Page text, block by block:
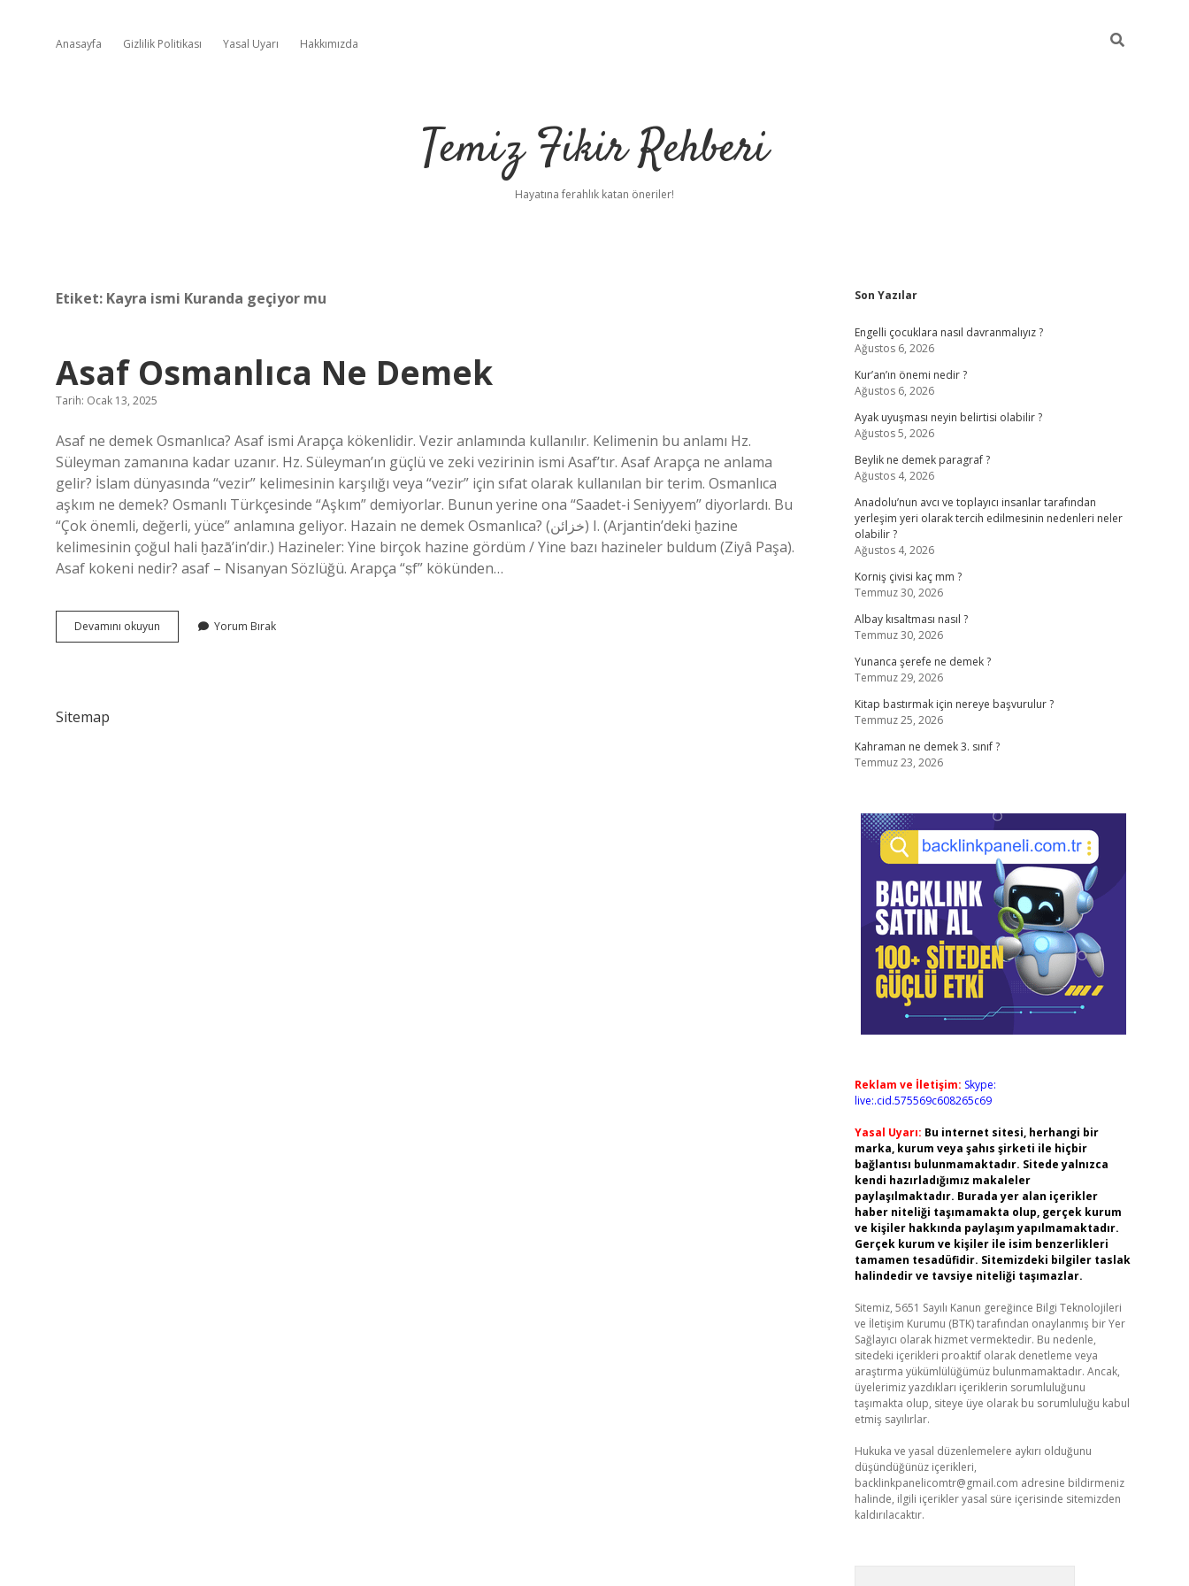
Anasayfa Gizlilik Politikası Yasal Uyarı Hakkımızda
Temiz Fikir Rehberi
Hayatına ferahlık katan öneriler!
Etiket: Kayra ismi Kuranda geçiyor mu
Asaf Osmanlıca Ne Demek
Tarih: Ocak 13, 2025
Asaf ne demek Osmanlıca? Asaf ismi Arapça kökenlidir. Vezir anlamında kullanılır. Kelimenin bu anlamı Hz.
Süleyman zamanına kadar uzanır. Hz. Süleyman’ın güçlü ve zeki vezirinin ismi Asaf’tır. Asaf Arapça ne anlama
gelir? İslam dünyasında “vezir” kelimesinin karşılığı veya “vezir” için sıfat olarak kullanılan bir terim. Osmanlıca
aşkım ne demek? Osmanlı Türkçesinde “Aşkım” demiyorlar. Bunun yerine ona “Saadet-i Seniyyem” diyorlardı. Bu
“Çok önemli, değerli, yüce” anlamına geliyor. Hazain ne demek Osmanlıca? (ﺧﺰﺍﺋﻦ) I. (Arjantin’deki ḫazіne
kelimesinin çoğul hali ḫazā’in’dir.) Hazineler: Yine birçok hazine gördüm / Yine bazı hazineler buldum (Ziyâ Paşa).
Asaf kokeni nedir? asaf – Nisanyan Sözlüğü. Arapça “ṣf” kökünden…
Devamını okuyun
Osmanlıca
Yorum Bırak
Sitemap
Sidebar
Son Yazılar
Engelli çocuklara nasıl davranmalıyız ?
Ağustos 6, 2026
Kur’an’ın önemi nedir ?
Ağustos 6, 2026
Ayak uyuşması neyin belirtisi olabilir ?
Ağustos 5, 2026
Beylik ne demek paragraf ?
Ağustos 4, 2026
Anadolu’nun avcı ve toplayıcı insanlar tarafından
yerleşim yeri olarak tercih edilmesinin nedenleri neler
olabilir ?
Ağustos 4, 2026
Korniş çivisi kaç mm ?
Temmuz 30, 2026
Albay kısaltması nasıl ?
Temmuz 30, 2026
Yunanca şerefe ne demek ?
Temmuz 29, 2026
Kitap bastırmak için nereye başvurulur ?
Temmuz 25, 2026
Kahraman ne demek 3. sınıf ?
Temmuz 23, 2026
Reklam ve İletişim: Skype:
live:.cid.575569c608265c69
Yasal Uyarı: Bu internet sitesi, herhangi bir
marka, kurum veya şahıs şirketi ile hiçbir
bağlantısı bulunmamaktadır. Sitede yalnızca
kendi hazırladığımız makaleler
paylaşılmaktadır. Burada yer alan içerikler
haber niteliği taşımamakta olup, gerçek kurum
ve kişiler hakkında paylaşım yapılmamaktadır.
Gerçek kurum ve kişiler ile isim benzerlikleri
tamamen tesadüfidir. Sitemizdeki bilgiler taslak
halindedir ve tavsiye niteliği taşımazlar.
Sitemiz, 5651 Sayılı Kanun gereğince Bilgi Teknolojileri
ve İletişim Kurumu (BTK) tarafından onaylanmış bir Yer
Sağlayıcı olarak hizmet vermektedir. Bu nedenle,
sitedeki içerikleri proaktif olarak denetleme veya
araştırma yükümlülüğümüz bulunmamaktadır. Ancak,
üyelerimiz yazdıkları içeriklerin sorumluluğunu
taşımakta olup, siteye üye olarak bu sorumluluğu kabul
etmiş sayılırlar.
Hukuka ve yasal düzenlemelere aykırı olduğunu
düşündüğünüz içerikleri,
backlinkpanelicomtr@gmail.com adresine bildirmeniz
halinde, ilgili içerikler yasal süre içerisinde sitemizden
kaldırılacaktır.